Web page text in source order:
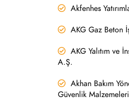
Akfenhes
AKG Gaz Beton
AKG Yalıtım ve
A.Ş.
Akhan Bakım
Güvenlik